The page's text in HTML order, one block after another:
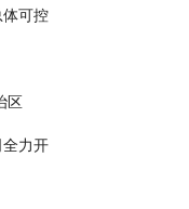
可控
区
力开